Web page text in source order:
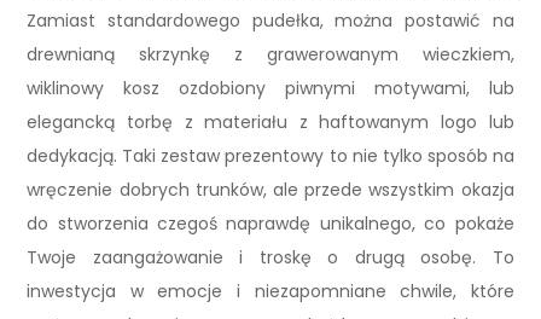
Zamiast standardowego pudełka, można postawić na
drewnianą skrzynkę z grawerowanym wieczkiem,
wiklinowy kosz ozdobiony piwnymi motywami, lub
elegancką torbę z materiału z haftowanym logo lub
dedykacją. Taki zestaw prezentowy to nie tylko sposób na
wręczenie dobrych trunków, ale przede wszystkim okazja
do stworzenia czegoś naprawdę unikalnego, co pokaże
Twoje zaangażowanie i troskę o drugą osobę. To
inwestycja w emocje i niezapomniane chwile, które